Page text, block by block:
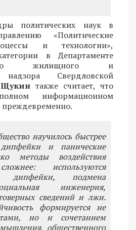
политических наук в
«Политические
и технологии»,
в Департаменте
жилищного и
надзора Свердловской
также считает, что
информационном
преждевременно.
научилось быстрее
дипфейки и панические
методы воздействия
используются
дипфейки, подмена
инженерия,
сведений и лжи.
формируется не
но и сочетанием
общественного